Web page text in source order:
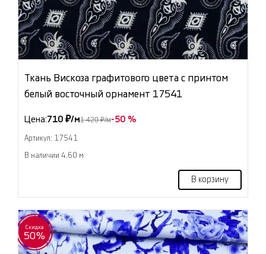
Ткань Вискоза графитового цвета с принтом
белый восточный орнамент 17541
Цена:710 ₽/м1 420 ₽/м-50 %
Артикул: 17541
В наличии 4.60 м
В корзину
Скидка
50%